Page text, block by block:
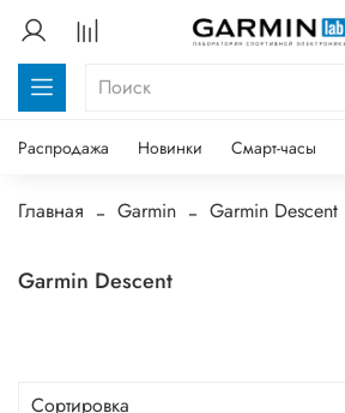
Распродажа Новинки Смарт-часы
Главная Garmin Garmin Descent
Garmin Descent